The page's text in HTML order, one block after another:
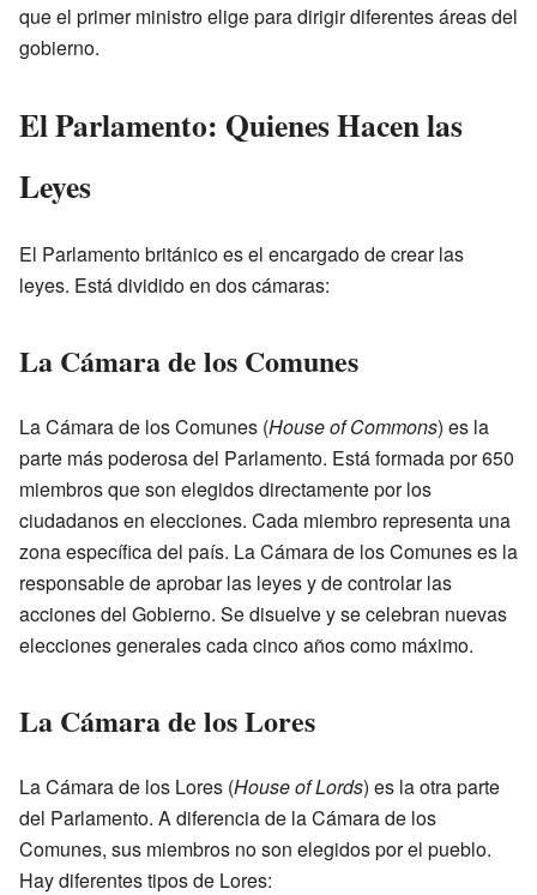
que el primer ministro elige para dirigir diferentes áreas del
gobierno.
El Parlamento: Quienes Hacen las
Leyes
El Parlamento británico es el encargado de crear las
leyes. Está dividido en dos cámaras:
La Cámara de los Comunes
La Cámara de los Comunes (House of Commons) es la
parte más poderosa del Parlamento. Está formada por 650
miembros que son elegidos directamente por los
ciudadanos en elecciones. Cada miembro representa una
zona específica del país. La Cámara de los Comunes es la
responsable de aprobar las leyes y de controlar las
acciones del Gobierno. Se disuelve y se celebran nuevas
elecciones generales cada cinco años como máximo.
La Cámara de los Lores
La Cámara de los Lores (House of Lords) es la otra parte
del Parlamento. A diferencia de la Cámara de los
Comunes, sus miembros no son elegidos por el pueblo.
Hay diferentes tipos de Lores: